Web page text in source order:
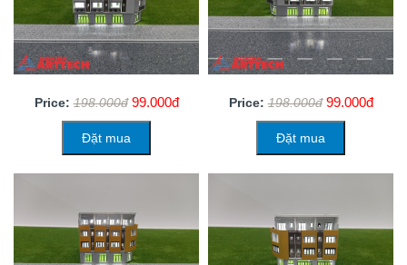
Price: 198.000đ 99.000đ
Đặt mua
Price: 198.000đ 99.000đ
Đặt mua